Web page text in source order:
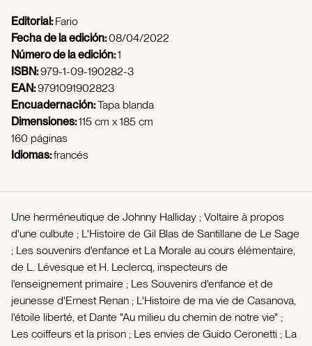
Editorial:Fario
Fecha de la edición:08/04/2022
Número de la edición:1
ISBN:979-1-09-190282-3
EAN:9791091902823
Encuadernación:Tapa blanda
Dimensiones:115 cm x 185 cm
160 páginas
Idiomas:francés
Une herméneutique de Johnny Halliday ; Voltaire à propos
d'une culbute ; L'Histoire de Gil Blas de Santillane de Le Sage
; Les souvenirs d'enfance et La Morale au cours élémentaire,
de L. Lévesque et H. Leclercq, inspecteurs de
l'enseignement primaire ; Les Souvenirs d'enfance et de
jeunesse d'Ernest Renan ; L'Histoire de ma vie de Casanova,
l'étoile liberté, et Dante "Au milieu du chemin de notre vie" ;
Les coiffeurs et la prison ; Les envies de Guido Ceronetti ; La